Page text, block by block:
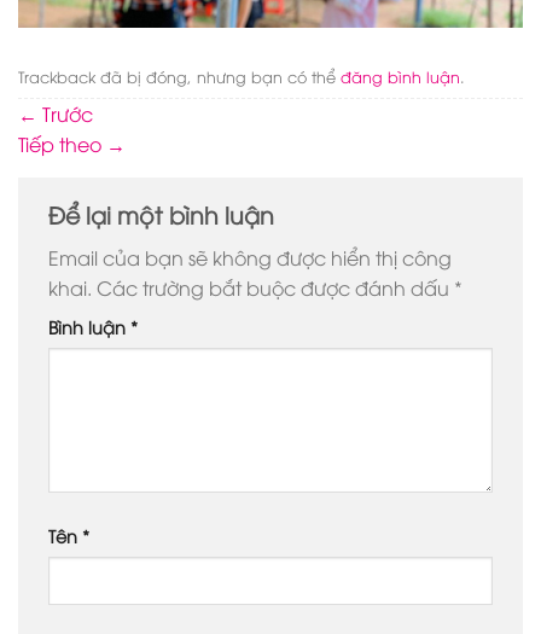
Trackback đã bị đóng, nhưng bạn có thể đăng bình luận.
← Trước
Tiếp theo →
Để lại một bình luận
Email của bạn sẽ không được hiển thị công
khai. Các trường bắt buộc được đánh dấu *
Bình luận *
Tên *